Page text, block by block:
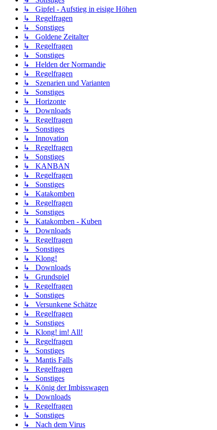
↳ Gipfel - Aufstieg in eisige Höhen
↳ Regelfragen
↳ Sonstiges
↳ Goldene Zeitalter
↳ Regelfragen
↳ Sonstiges
↳ Helden der Normandie
↳ Regelfragen
↳ Szenarien und Varianten
↳ Sonstiges
↳ Horizonte
↳ Downloads
↳ Regelfragen
↳ Sonstiges
↳ Innovation
↳ Regelfragen
↳ Sonstiges
↳ KANBAN
↳ Regelfragen
↳ Sonstiges
↳ Katakomben
↳ Regelfragen
↳ Sonstiges
↳ Katakomben - Kuben
↳ Downloads
↳ Regelfragen
↳ Sonstiges
↳ Klong!
↳ Downloads
↳ Grundspiel
↳ Regelfragen
↳ Sonstiges
↳ Versunkene Schätze
↳ Regelfragen
↳ Sonstiges
↳ Klong! im! All!
↳ Regelfragen
↳ Sonstiges
↳ Mantis Falls
↳ Regelfragen
↳ Sonstiges
↳ König der Imbisswagen
↳ Downloads
↳ Regelfragen
↳ Sonstiges
↳ Nach dem Virus